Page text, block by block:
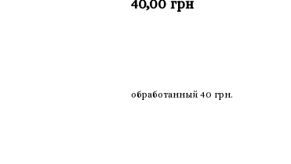
40,00 грн
обработанный 40 грн.